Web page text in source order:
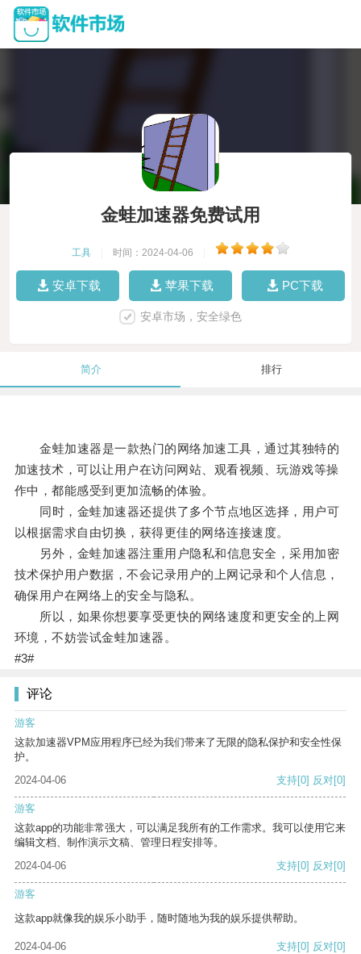
金蛙加速器免费试用
工具 时间：2024-04-06
安卓下载 苹果下载 PC下载
安卓市场，安全绿色
简介 排行
金蛙加速器是一款热门的网络加速工具，通过其独特的
加速技术，可以让用户在访问网站、观看视频、玩游戏等操
作中，都能感受到更加流畅的体验。
同时，金蛙加速器还提供了多个节点地区选择，用户可
以根据需求自由切换，获得更佳的网络连接速度。
另外，金蛙加速器注重用户隐私和信息安全，采用加密
技术保护用户数据，不会记录用户的上网记录和个人信息，
确保用户在网络上的安全与隐私。
所以，如果你想要享受更快的网络速度和更安全的上网
环境，不妨尝试金蛙加速器。
#3#
评论
游客
这款加速器VPM应用程序已经为我们带来了无限的隐私保护和安全性保
护。
2024-04-06
支持[0] 反对[0]
游客
这款app的功能非常强大，可以满足我所有的工作需求。我可以使用它来
编辑文档、制作演示文稿、管理日程安排等。
2024-04-06
支持[0] 反对[0]
游客
这款app就像我的娱乐小助手，随时随地为我的娱乐提供帮助。
2024-04-06 支持[0] 反对[0]